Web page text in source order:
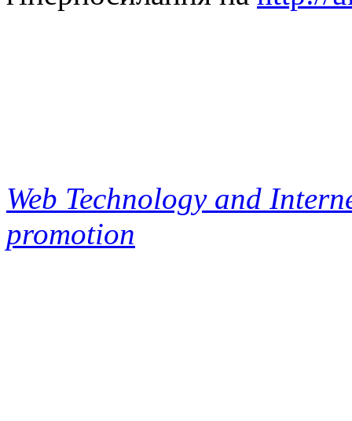
Web Technology and
promotion